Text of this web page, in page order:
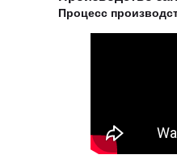
Процесс